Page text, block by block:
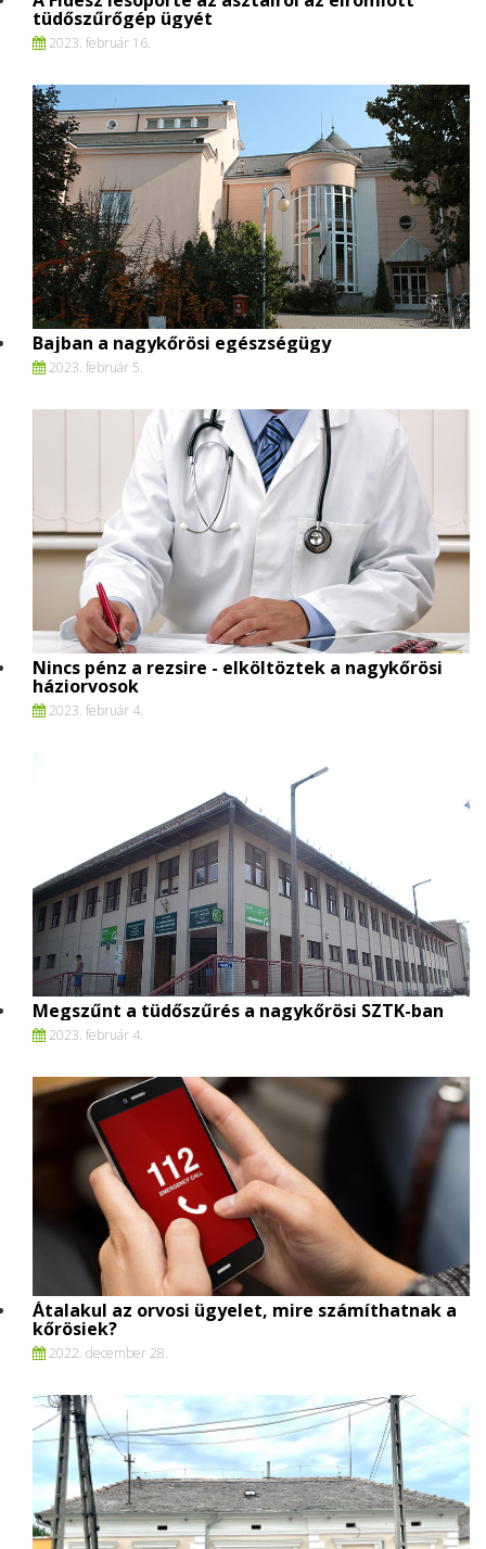
tüdőszűrőgép ügyét
2023. február 16.
Bajban a nagykőrösi egészségügy
2023. február 5.
Nincs pénz a rezsire - elköltöztek a nagykőrösi
háziorvosok
2023. február 4.
Megszűnt a tüdőszűrés a nagykőrösi SZTK-ban
2023. február 4.
Átalakul az orvosi ügyelet, mire számíthatnak a
kőrösiek?
2022. december 28.